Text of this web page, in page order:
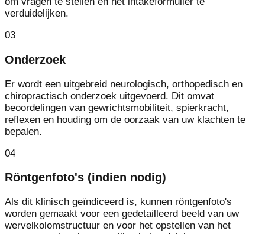
verduidelijken.
03
Onderzoek
Er wordt een uitgebreid neurologisch, orthopedisch en
chiropractisch onderzoek uitgevoerd. Dit omvat
beoordelingen van gewrichtsmobiliteit, spierkracht,
reflexen en houding om de oorzaak van uw klachten te
bepalen.
04
Röntgenfoto's (indien nodig)
Als dit klinisch geïndiceerd is, kunnen röntgenfoto's
worden gemaakt voor een gedetailleerd beeld van uw
wervelkolomstructuur en voor het opstellen van het